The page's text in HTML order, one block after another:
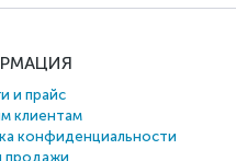
и прайс
клиентам
конфиденциальности
продажи